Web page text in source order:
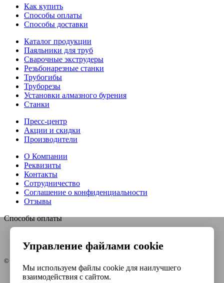
Управление файлами cookie
Мы используем файлы cookie для наилучшего
взаимодействия с сайтом.
Как купить
Способы оплаты
Способы доставки
Каталог продукции
Паяльники для труб
Сварочные экструдеры
Резьбонарезные станки
Трубогибы
Труборезы
Установки алмазного бурения
Станки
Пресс-центр
Акции и скидки
Производители
О Компании
Реквизиты
Контакты
Сотрудничество
Соглашение о конфиденциальности
Отзывы
Способы оплаты
© Интернет-магазин Евро-инструмент, 2026
Контакты